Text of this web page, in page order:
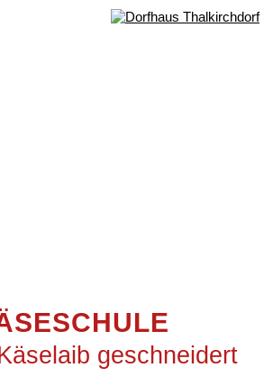
geschneidert